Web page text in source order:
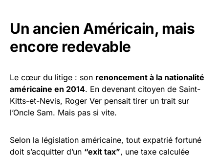
Un ancien Américain, mais
encore redevable
Le cœur du litige : son renoncement à la nationalité
américaine en 2014. En devenant citoyen de Saint-
Kitts-et-Nevis, Roger Ver pensait tirer un trait sur
l’Oncle Sam. Mais pas si vite.
Selon la législation américaine, tout expatrié fortuné
doit s’acquitter d’un “exit tax”, une taxe calculée